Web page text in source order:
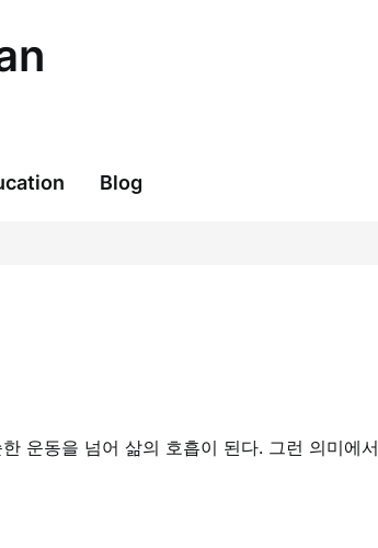
Blog
운동을 넘어 삶의 호흡이 된다. 그런 의미에서